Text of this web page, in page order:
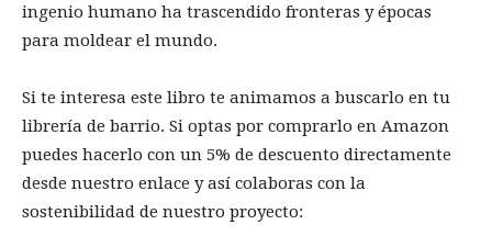
ingenio humano ha trascendido fronteras y épocas
para moldear el mundo.
Si te interesa este libro te animamos a buscarlo en tu
librería de barrio. Si optas por comprarlo en Amazon
puedes hacerlo con un 5% de descuento directamente
desde nuestro enlace y así colaboras con la
sostenibilidad de nuestro proyecto: